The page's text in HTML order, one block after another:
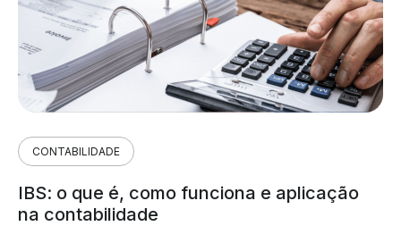
CONTABILIDADE
IBS: o que é, como funciona e aplicação
na contabilidade